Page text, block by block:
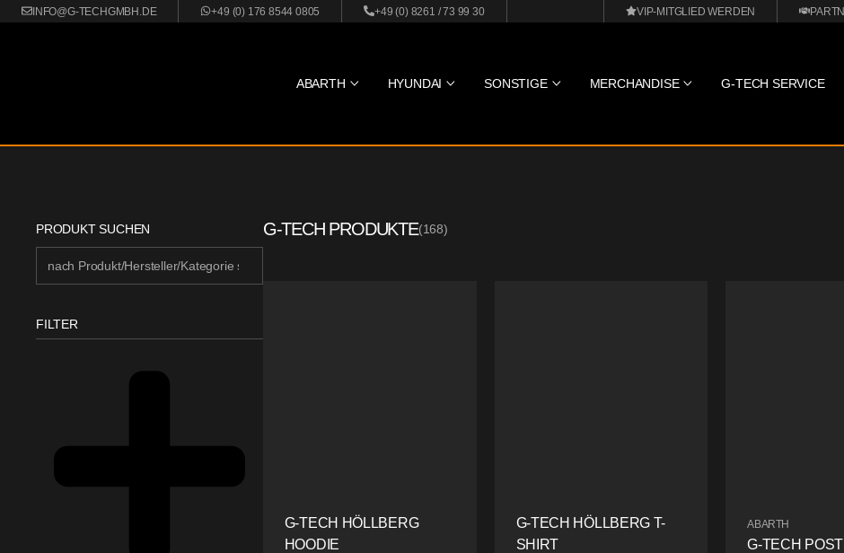
INFO@G-TECHGMBH.DE +49 (0) 176 8544 0805 +49 (0) 8261 / 73 99 30 VIP-MITGLIED WERDEN
ABARTH HYUNDAI SONSTIGE MERCHANDISE G-TECH SERVICE
PRODUKT SUCHEN
FILTER
G-TECH PRODUKTE(168)
G-TECH HÖLLBERG
HOODIE
G-TECH HÖLLBERG T-
SHIRT
ABARTH
G-TECH